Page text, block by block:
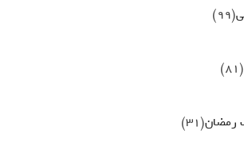
(99)
(81)
رمضان(31)